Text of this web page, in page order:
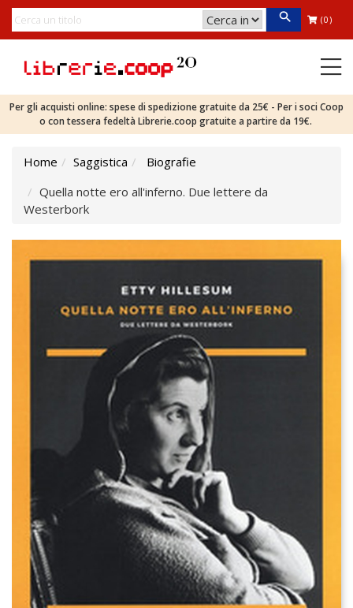
(0)
Per gli acquisti online: spese di spedizione gratuite da 25€ - Per i soci Coop
o con tessera fedeltà Librerie.coop gratuite a partire da 19€.
Home Saggistica
Biografie
Quella notte ero all'inferno. Due lettere da
Westerbork